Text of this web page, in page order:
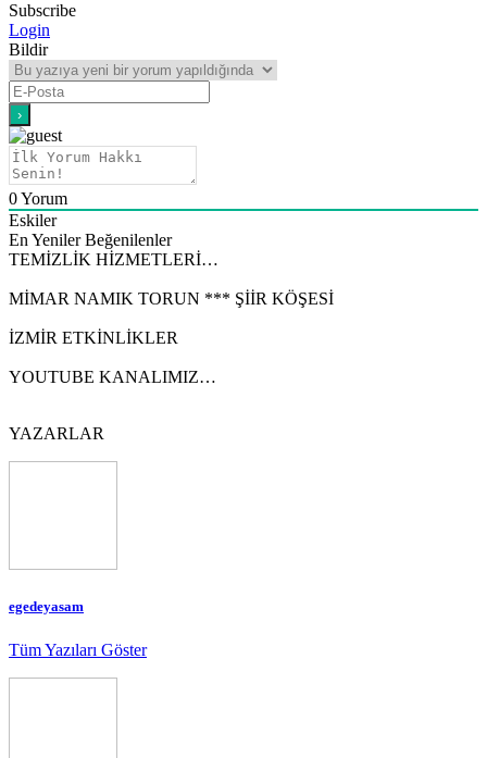
Subscribe
Login
Bildir
0Yorum
Eskiler
En Yeniler Beğenilenler
TEMİZLİK HİZMETLERİ…
MİMAR NAMIK TORUN *** ŞİİR KÖŞESİ
İZMİR ETKİNLİKLER
YOUTUBE KANALIMIZ…
YAZARLAR
egedeyasam
Tüm Yazıları Göster